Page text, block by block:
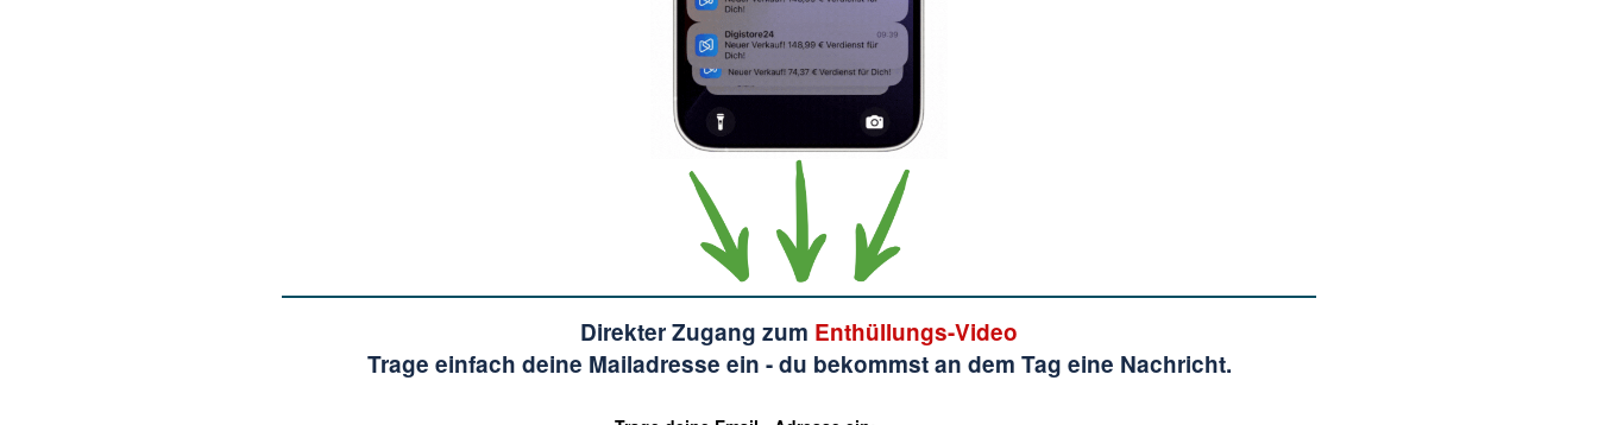
Direkter Zugang zum Enthüllungs-Video
Trage einfach deine Mailadresse ein - du bekommst an dem Tag eine Nachricht.